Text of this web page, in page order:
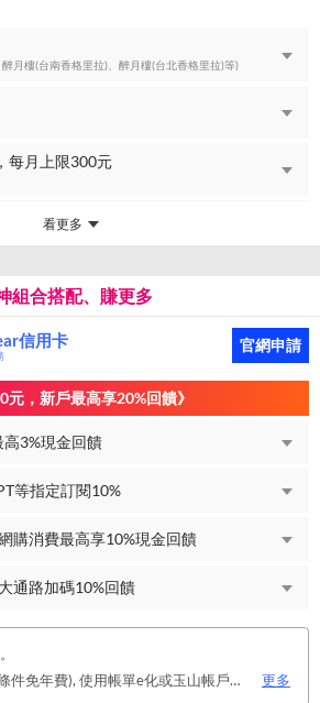
月樓(台南香格里拉)、醉月樓(台北香格里拉)等)
每月上限300元
看更多
組合搭配、賺更多
信用卡 官網申請
，新戶最高享20%回饋》
3%現金回饋
等指定訂閱10%
購消費最高享10%現金回饋
通路加碼10%回饋
次年年費：3000元(有條件免年費), 使用帳單e化或玉山帳戶自動扣繳信用卡款或任消費一筆享免年費優惠。
更多